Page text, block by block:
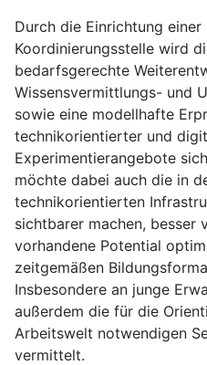
Durch die Einrichtung
Koordinierungsstelle wird
bedarfsgerechte
Wissensvermittlungs- und
sowie eine modellhafte
technikorientierter und
Experimentierangebote
möchte dabei auch die in
technikorientierten
sichtbarer machen, besser
vorhandene Potential
zeitgemäßen
Insbesondere an junge
außerdem die für die
Arbeitswelt notwendigen
vermittelt.